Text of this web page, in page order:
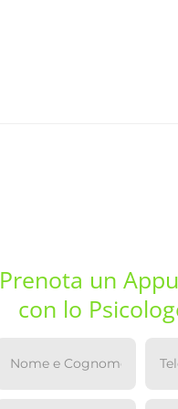
Prenota un
con lo